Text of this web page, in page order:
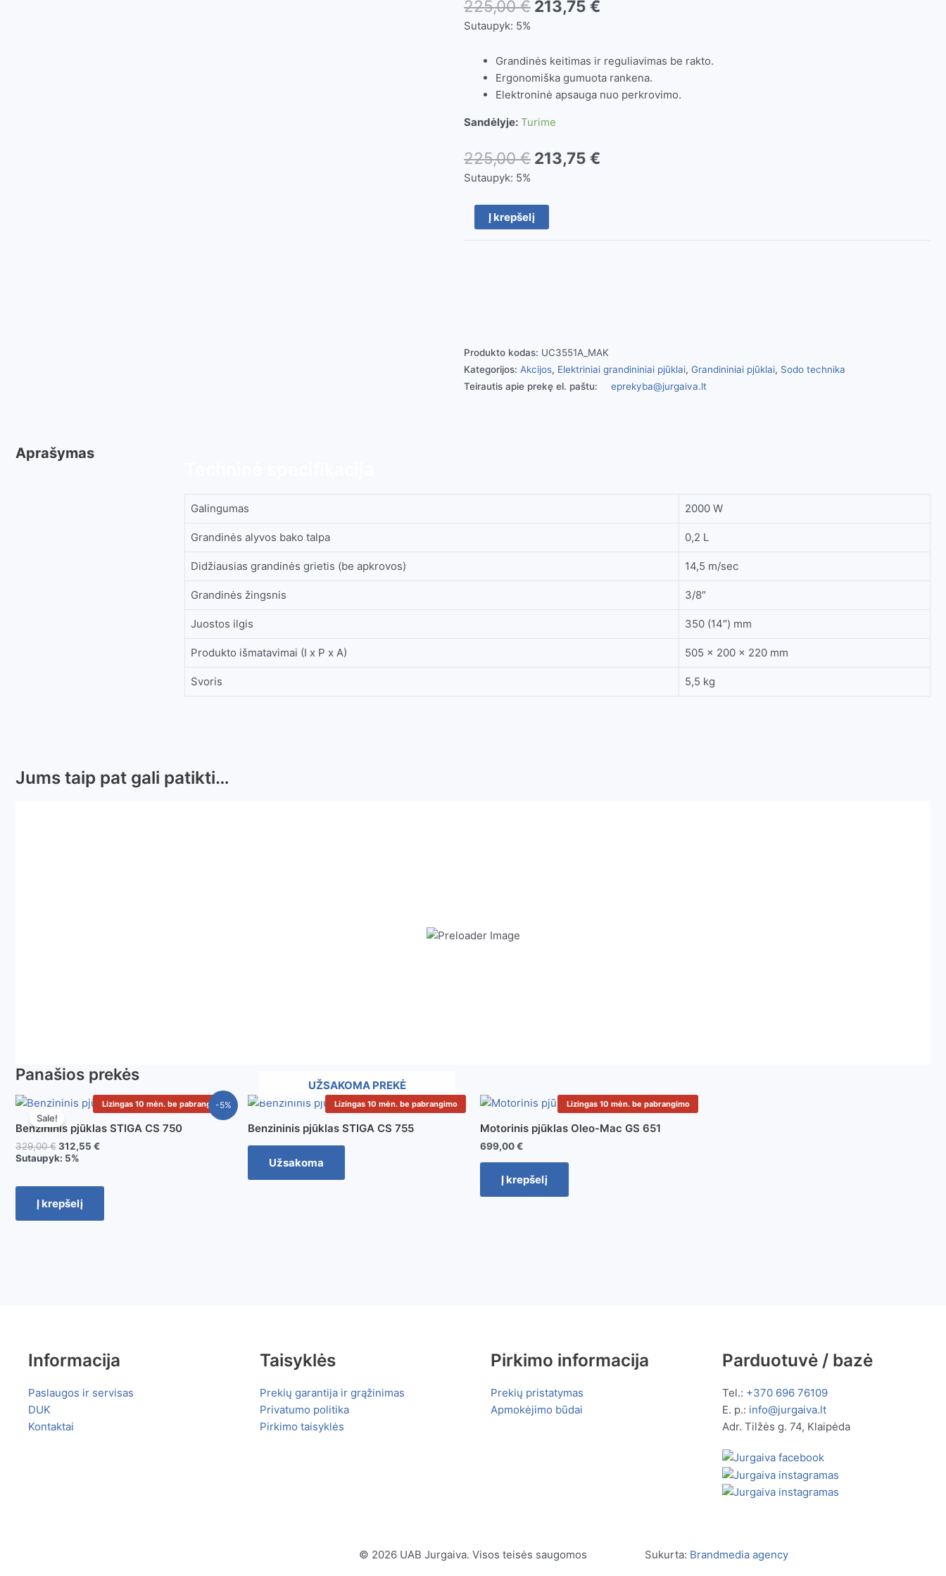
225,00€ 213,75 €
Sutaupyk: 5%
Grandinės keitimas ir reguliavimas be rakto.
Ergonomiška gumuota rankena.
Elektroninė apsauga nuo perkrovimo.
Sandėlyje: Turime
225,00€ 213,75 €
Sutaupyk: 5%
produkto
kiekis:
Į krepšelį
Produkto kodas: UC3551A_MAK
Kategorijos: Akcijos, Elektriniai grandininiai pjūklai, Grandininiai pjūklai, Sodo technika
Teirautis apie prekę el. paštu:
eprekyba@jurgaiva.lt
Aprašymas
Galingumas 2000 W
Grandinės alyvos bako talpa 0,2 L
Didžiausias grandinės grietis (be apkrovos) 14,5 m/sec
Grandinės žingsnis 3/8″
Juostos ilgis 350 (14″) mm
Produkto išmatavimai (I x P x A) 505 x 200 x 220 mm
Svoris 5,5 kg
Jums taip pat gali patikti…
Panašios prekės
-5%
Lizingas 10 mėn. be pabrangimo
Sale!
Benzininis pjūklas STIGA CS 750
329,00€312,55 €
Sutaupyk: 5%
Į krepšelį
Lizingas 10 mėn. be pabrangimo
UŽSAKOMA PREKĖ
Benzininis pjūklas STIGA CS 755
Užsakoma
Lizingas 10 mėn. be pabrangimo
Motorinis pjūklas Oleo-Mac GS 651
699,00€
Į krepšelį
Informacija
Paslaugos ir servisas
DUK
Kontaktai
Taisyklės
Prekių garantija ir grąžinimas
Privatumo politika
Pirkimo taisyklės
Pirkimo informacija
Prekių pristatymas
Apmokėjimo būdai
Parduotuvė / bazė
Tel.: +370 696 76109
E. p.: info@jurgaiva.lt
Adr. Tilžės g. 74, Klaipėda
© 2026 UAB Jurgaiva. Visos teisės saugomos Sukurta: Brandmedia agency